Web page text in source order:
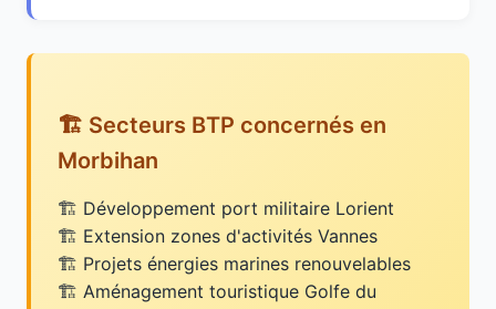
🏗️ Secteurs BTP concernés en
Morbihan
Développement port militaire Lorient
Extension zones d'activités Vannes
Projets énergies marines renouvelables
Aménagement touristique Golfe du